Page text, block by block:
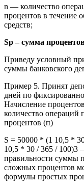
n — количество
процентов в течение
средств;
Sp – сумма
Приведу условный
суммы банковского
Пример 5. Принят
дней по
Начисление
количество операций
процентов (п)
S = 50000 * (1 10,5 *
10,5 * 30 / 365 / 100)3
правильности суммы
сложных процентов
формулы простых